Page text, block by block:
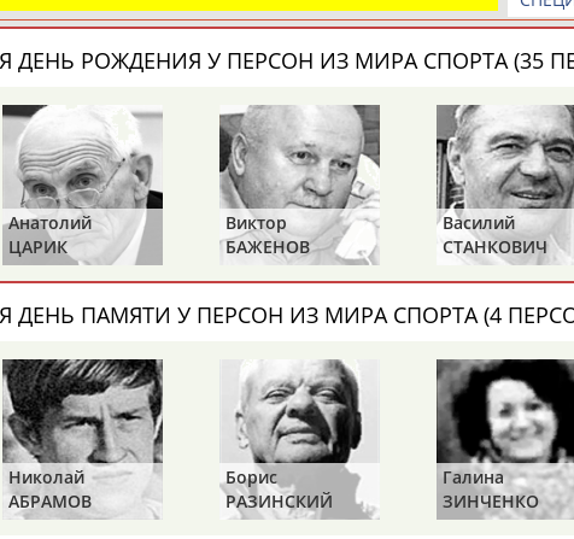
ДЕНЬ РОЖДЕНИЯ У ПЕРСОН ИЗ МИРА СПОРТА (35
Анатолий
ЦАРИК
Виктор
БАЖЕНОВ
Василий
СТАНКОВИЧ
ДЕНЬ ПАМЯТИ У ПЕРСОН ИЗ МИРА СПОРТА (4
Николай
АБРАМОВ
Борис
РАЗИНСКИЙ
Галина
ЗИНЧЕНКО